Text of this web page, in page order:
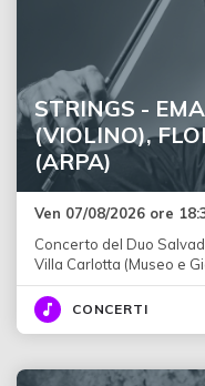
STRINGS -
(VIOLINO),
(ARPA)
Ven 07/08/2026 ore
Concerto del Duo
Villa Carlotta (Museo e
CONCERTI